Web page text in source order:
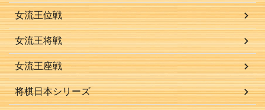
女流王位戦
女流王将戦
女流王座戦
将棋日本シリーズ